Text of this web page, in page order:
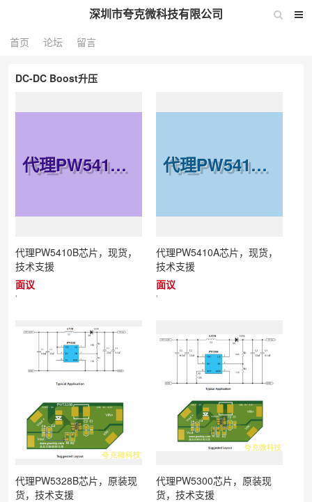
深圳市夸克微科技有限公司
首页 论坛 留言
DC-DC Boost升压
代理PW5410B芯片，现货，技术支援
代理PW5410B芯片，现货，
技术支援
面议
'
代理PW5410A芯片，现货，技术支援
代理PW5410A芯片，现货，
技术支援
面议
'
代理PW5328B芯片，原装现
货，技术支援
代理PW5300芯片，原装现
货，技术支援